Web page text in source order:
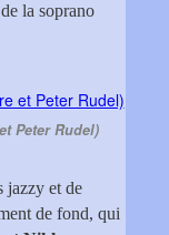
la soprano
Peter Rudel)
jazzy et de
de fond, qui